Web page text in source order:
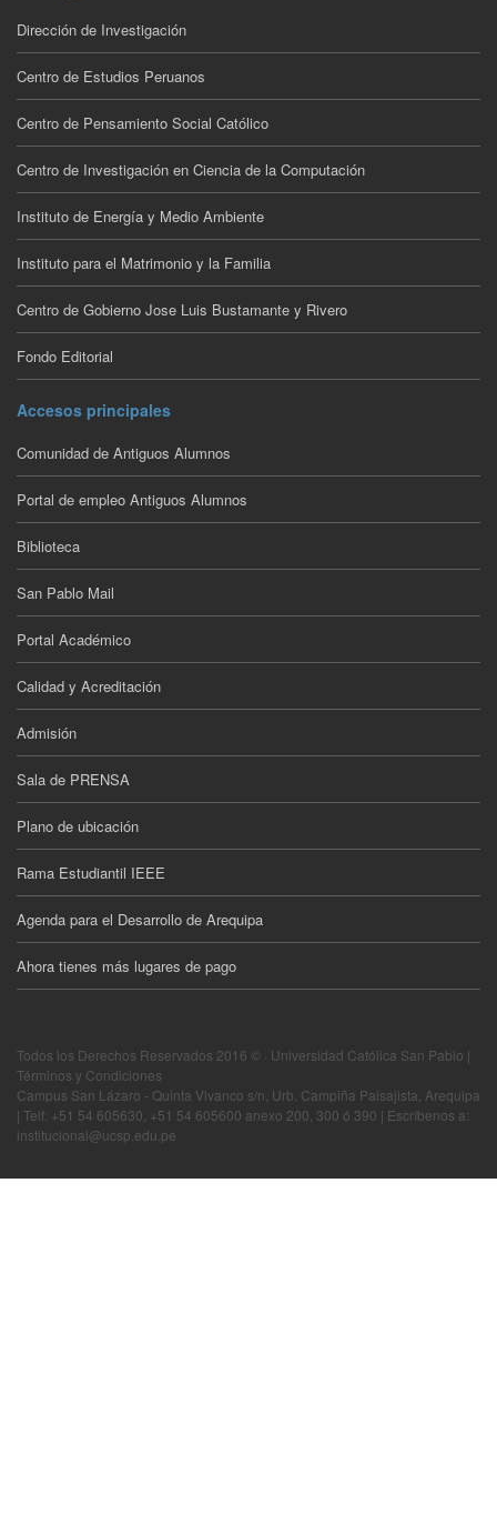
Dirección de Investigación
Centro de Estudios Peruanos
Centro de Pensamiento Social Católico
Centro de Investigación en Ciencia de la Computación
Instituto de Energía y Medio Ambiente
Instituto para el Matrimonio y la Familia
Centro de Gobierno Jose Luis Bustamante y Rivero
Fondo Editorial
Accesos principales
Comunidad de Antiguos Alumnos
Portal de empleo Antiguos Alumnos
Biblioteca
San Pablo Mail
Portal Académico
Calidad y Acreditación
Admisión
Sala de PRENSA
Plano de ubicación
Rama Estudiantil IEEE
Agenda para el Desarrollo de Arequipa
Ahora tienes más lugares de pago
Todos los Derechos Reservados 2016 © · Universidad Católica San Pablo |
Términos y Condiciones
Campus San Lázaro - Quinta Vivanco s/n, Urb. Campiña Paisajista, Arequipa
| Telf: +51 54 605630, +51 54 605600 anexo 200, 300 ó 390 | Escríbenos a:
institucional@ucsp.edu.pe